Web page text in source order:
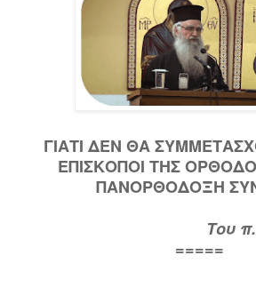
ΓΙΑΤΙ ΔΕΝ ΘΑ
ΕΠΙΣΚΟΠΟΙ ΤΗΣ
ΠΑΝΟΡΘΟΔΟΞΗ
Του
=====